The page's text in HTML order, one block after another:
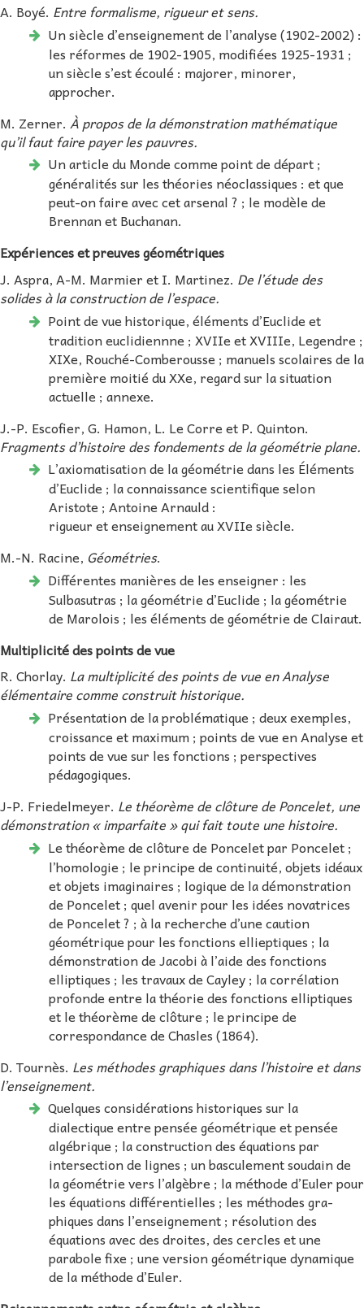
A. Boyé. Entre formalisme, rigueur et sens.
Un siècle d’enseignement de l’analyse (1902-2002) :
les réformes de 1902-1905, modifiées 1925-1931 ;
un siècle s’est écoulé : majorer, minorer,
approcher.
M. Zerner. À propos de la démonstration mathématique
qu’il faut faire payer les pauvres.
Un article du Monde comme point de départ ;
généralités sur les théories néoclassiques : et que
peut-on faire avec cet arsenal ? ; le modèle de
Brennan et Buchanan.
Expériences et preuves géométriques
J. Aspra, A-M. Marmier et I. Martinez. De l’étude des
solides à la construction de l’espace.
Point de vue historique, éléments d’Euclide et
tradition euclidiennne ; XVIIe et XVIIIe, Legendre ;
XIXe, Rouché-Comberousse ; manuels scolaires de la
première moitié du XXe, regard sur la situation
actuelle ; annexe.
J.-P. Escofier, G. Hamon, L. Le Corre et P. Quinton.
Fragments d’histoire des fondements de la géométrie plane.
L’axiomatisation de la géométrie dans les Éléments
d’Euclide ; la connaissance scientifique selon
Aristote ; Antoine Arnauld :
rigueur et enseignement au XVIIe siècle.
M.-N. Racine, Géométries.
Différentes manières de les enseigner : les
Sulbasutras ; la géométrie d’Euclide ; la géométrie
de Marolois ; les éléments de géométrie de Clairaut.
Multiplicité des points de vue
R. Chorlay. La multiplicité des points de vue en Analyse
élémentaire comme construit historique.
Présentation de la problématique ; deux exemples,
croissance et maximum ; points de vue en Analyse et
points de vue sur les fonctions ; perspectives
pédagogiques.
J-P. Friedelmeyer. Le théorème de clôture de Poncelet, une
démonstration « imparfaite » qui fait toute une histoire.
Le théorème de clôture de Poncelet par Poncelet ;
l’homologie ; le principe de continuité, objets idéaux
et objets imaginaires ; logique de la démonstration
de Poncelet ; quel avenir pour les idées novatrices
de Poncelet ? ; à la recherche d’une caution
géométrique pour les fonctions ellieptiques ; la
démonstration de Jacobi à l’aide des fonctions
elliptiques ; les travaux de Cayley ; la corrélation
profonde entre la théorie des fonctions elliptiques
et le théorème de clôture ; le principe de
correspondance de Chasles (1864).
D. Tournès. Les méthodes graphiques dans l’histoire et dans
l’enseignement.
Quelques considérations historiques sur la
dialectique entre pensée géométrique et pensée
algébrique ; la construction des équations par
intersection de lignes ; un basculement soudain de
la géométrie vers l’algèbre ; la méthode d’Euler pour
les équations différentielles ; les méthodes gra-
phiques dans l’enseignement ; résolution des
équations avec des droites, des cercles et une
parabole fixe ; une version géométrique dynamique
de la méthode d’Euler.